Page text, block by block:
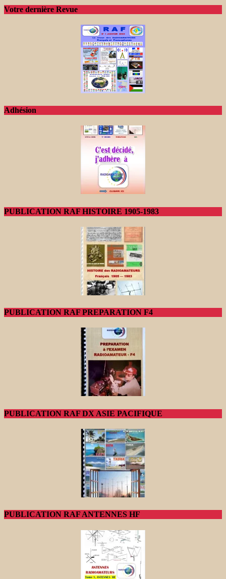
Votre dernière Revue
Adhésion
PUBLICATION RAF HISTOIRE 1905-1983
PUBLICATION RAF PREPARATION F4
PUBLICATION RAF DX ASIE PACIFIQUE
PUBLICATION RAF ANTENNES HF